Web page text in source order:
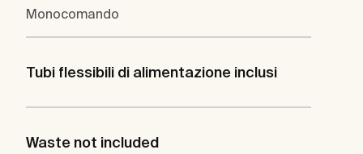
Monocomando
Tubi flessibili di alimentazione inclusi
Waste not included